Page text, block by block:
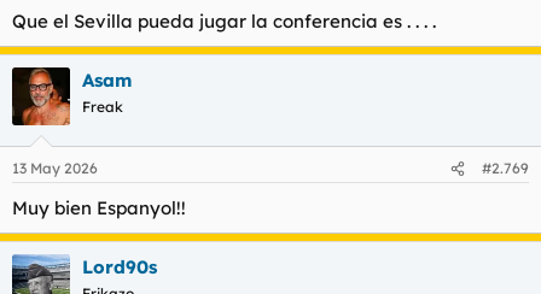
:
Que el Sevilla pueda jugar la conferencia es . . . .
Asam
Freak
13 May 2026 #2.769
Muy bien Espanyol!!
Lord90s